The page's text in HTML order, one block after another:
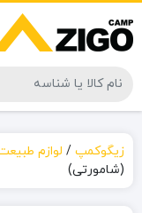
زیگوکمپ / لوازم
(شامورتی)